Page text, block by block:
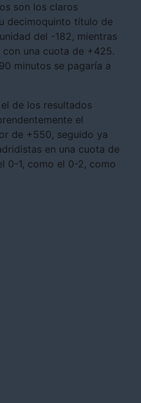
son los claros
decimoquinto título de
del -182, mientras
una cuota de +425.
minutos se pagaría a
de los resultados
el
de +550, seguido ya
en una cuota de
0-1, como el 0-2, como